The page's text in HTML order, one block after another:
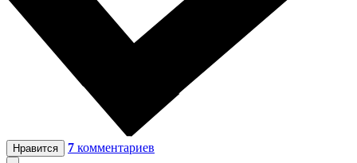
Нравится 7 комментариев